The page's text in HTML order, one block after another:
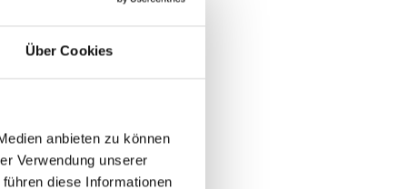
Über Cookies
anbieten zu können
Verwendung unserer
diese Informationen